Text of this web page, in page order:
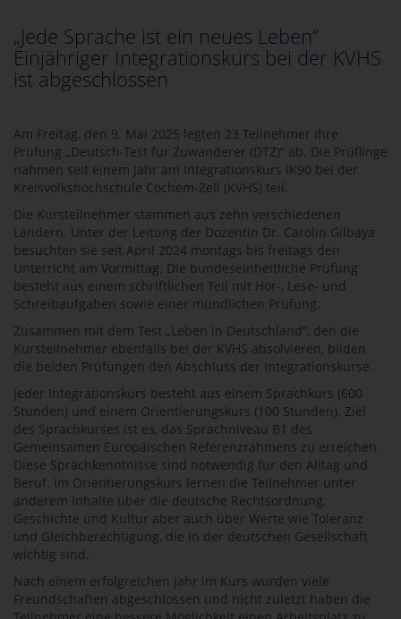
„Jede Sprache ist ein neues Leben“
Einjähriger Integrationskurs bei der KVHS
ist abgeschlossen
Am Freitag, den 9. Mai 2025 legten 23 Teilnehmer ihre
Prüfung „Deutsch-Test für Zuwanderer (DTZ)“ ab. Die Prüflinge
nahmen seit einem Jahr am Integrationskurs IK90 bei der
Kreisvolkshochschule Cochem-Zell (KVHS) teil.
Die Kursteilnehmer stammen aus zehn verschiedenen
Ländern. Unter der Leitung der Dozentin Dr. Carolin Gilbaya
besuchten sie seit April 2024 montags bis freitags den
Unterricht am Vormittag. Die bundeseinheitliche Prüfung
besteht aus einem schriftlichen Teil mit Hör-, Lese- und
Schreibaufgaben sowie einer mündlichen Prüfung.
Zusammen mit dem Test „Leben in Deutschland“, den die
Kursteilnehmer ebenfalls bei der KVHS absolvieren, bilden
die beiden Prüfungen den Abschluss der Integrationskurse.
Jeder Integrationskurs besteht aus einem Sprachkurs (600
Stunden) und einem Orientierungskurs (100 Stunden). Ziel
des Sprachkurses ist es, das Sprachniveau B1 des
Gemeinsamen Europäischen Referenzrahmens zu erreichen.
Diese Sprachkenntnisse sind notwendig für den Alltag und
Beruf. Im Orientierungskurs lernen die Teilnehmer unter
anderem Inhalte über die deutsche Rechtsordnung,
Geschichte und Kultur aber auch über Werte wie Toleranz
und Gleichberechtigung, die in der deutschen Gesellschaft
wichtig sind.
Nach einem erfolgreichen Jahr im Kurs wurden viele
Freundschaften abgeschlossen und nicht zuletzt haben die